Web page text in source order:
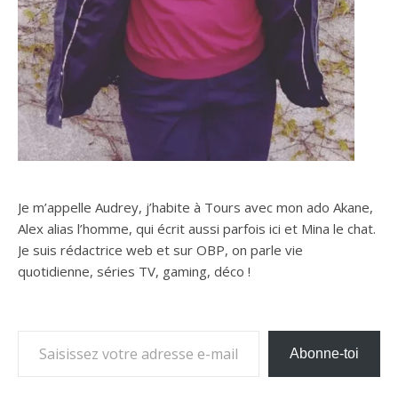
Je m’appelle Audrey, j’habite à Tours avec mon ado Akane,
Alex alias l’homme, qui écrit aussi parfois ici et Mina le chat.
Je suis rédactrice web et sur OBP, on parle vie
quotidienne, séries TV, gaming, déco !
Abonne-toi